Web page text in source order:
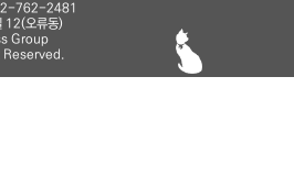
762-2481
12(오류동)
Group